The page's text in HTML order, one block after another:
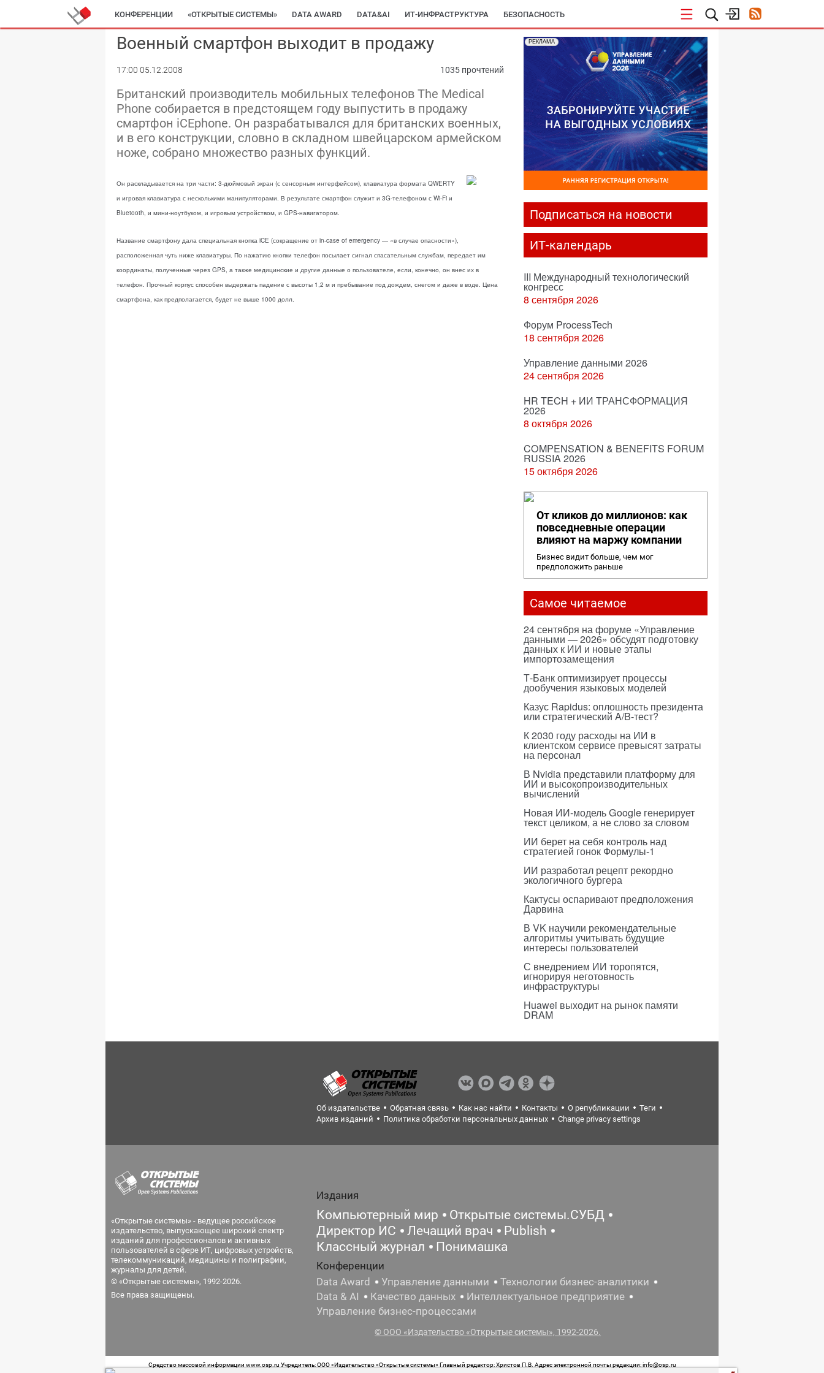
КОНФЕРЕНЦИИ «ОТКРЫТЫЕ СИСТЕМЫ» DATA AWARD DATA&AI ИТ-ИНФРАСТРУКТУРА БЕЗОПАСНОСТЬ
Военный смартфон выходит в продажу
17:00 05.12.2008 1035 прочтений
Британский производитель мобильных телефонов The Medical
Phone собирается в предстоящем году выпустить в продажу
смартфон iCEphone. Он разрабатывался для британских военных,
и в его конструкции, словно в складном швейцарском армейском
ноже, собрано множество разных функций.
Он раскладывается на три части: 3-дюймовый экран (с сенсорным интерфейсом), клавиатура формата QWERTY
и игровая клавиатура с несколькими манипуляторами. В результате смартфон служит и 3G-телефоном с Wi-Fi и
Bluetooth, и мини-ноутбуком, и игровым устройством, и GPS-навигатором.
Название смартфону дала специальная кнопка iCE (сокращение от in-case of emergency — «в случае опасности»),
расположенная чуть ниже клавиатуры. По нажатию кнопки телефон посылает сигнал спасательным службам, передает им
координаты, полученные через GPS, а также медицинские и другие данные о пользователе, если, конечно, он внес их в
телефон. Прочный корпус способен выдержать падение с высоты 1,2 м и пребывание под дождем, снегом и даже в воде. Цена
смартфона, как предполагается, будет не выше 1000 долл.
РЕКЛАМА
Подписаться на новости
ИТ-календарь
III Международный технологический
конгресс
8 сентября 2026
Форум ProcessTech
18 сентября 2026
Управление данными 2026
24 сентября 2026
HR TECH + ИИ ТРАНСФОРМАЦИЯ
2026
8 октября 2026
COMPENSATION & BENEFITS FORUM
RUSSIA 2026
15 октября 2026
От кликов до миллионов: как
повседневные операции
влияют на маржу компании
Бизнес видит больше, чем мог
предположить раньше
Самое читаемое
24 сентября на форуме «Управление
данными — 2026» обсудят подготовку
данных к ИИ и новые этапы
импортозамещения
Т-Банк оптимизирует процессы
дообучения языковых моделей
Казус Rapidus: оплошность президента
или стратегический A/B-тест?
К 2030 году расходы на ИИ в
клиентском сервисе превысят затраты
на персонал
В Nvidia представили платформу для
ИИ и высокопроизводительных
вычислений
Новая ИИ-модель Google генерирует
текст целиком, а не слово за словом
ИИ берет на себя контроль над
стратегией гонок Формулы-1
ИИ разработал рецепт рекордно
экологичного бургера
Кактусы оспаривают предположения
Дарвина
В VK научили рекомендательные
алгоритмы учитывать будущие
интересы пользователей
С внедрением ИИ торопятся,
игнорируя неготовность
инфраструктуры
Huawei выходит на рынок памяти
DRAM
Об издательстве Обратная связь Как нас найти Контакты О републикации
Теги
Архив изданий
Политика обработки персональных данных Change privacy settings
«Открытые системы» - ведущее российское
издательство, выпускающее широкий спектр
изданий для профессионалов и активных
пользователей в сфере ИТ, цифровых устройств,
телекоммуникаций, медицины и полиграфии,
журналы для детей.
© «Открытые системы», 1992-2026.
Все права защищены.
Издания
Компьютерный мир
Открытые системы.СУБД
Директор ИС
Лечащий врач
Publish
Классный журнал
Понимашка
Конференции
Data Award
Управление данными
Технологии бизнес-аналитики
Data & AI
Качество данных
Интеллектуальное предприятие
Управление бизнес-процессами
© ООО «Издательство «Открытые системы», 1992-2026.
Средство массовой информации www.osp.ru Учредитель: ООО «Издательство «Открытые системы» Главный редактор: Христов П.В. Адрес электронной почты редакции: info@osp.ru